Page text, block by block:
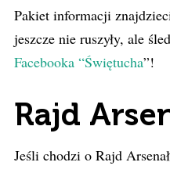
Pakiet informacji
jeszcze nie ruszyły, ale
Facebooka “Świętucha”!
Rajd
Jeśli chodzi o Rajd